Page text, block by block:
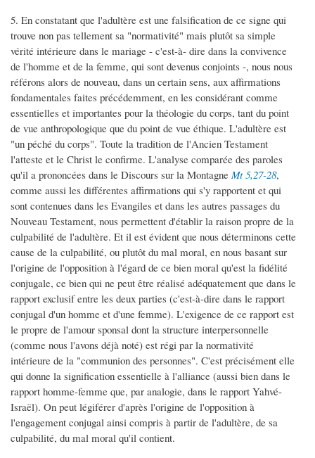
5. En constatant que l'adultère est une falsification de ce signe qui
trouve non pas tellement sa "normativité" mais plutôt sa simple
vérité intérieure dans le mariage - c'est-à- dire dans la convivence
de l'homme et de la femme, qui sont devenus conjoints -, nous nous
référons alors de nouveau, dans un certain sens, aux affirmations
fondamentales faites précédemment, en les considérant comme
essentielles et importantes pour la théologie du corps, tant du point
de vue anthropologique que du point de vue éthique. L'adultère est
"un péché du corps". Toute la tradition de l'Ancien Testament
l'atteste et le Christ le confirme. L'analyse comparée des paroles
qu'il a prononcées dans le Discours sur la Montagne Mt 5,27-28,
comme aussi les différentes affirmations qui s'y rapportent et qui
sont contenues dans les Evangiles et dans les autres passages du
Nouveau Testament, nous permettent d'établir la raison propre de la
culpabilité de l'adultère. Et il est évident que nous déterminons cette
cause de la culpabilité, ou plutôt du mal moral, en nous basant sur
l'origine de l'opposition à l'égard de ce bien moral qu'est la fidélité
conjugale, ce bien qui ne peut être réalisé adéquatement que dans le
rapport exclusif entre les deux parties (c'est-à-dire dans le rapport
conjugal d'un homme et d'une femme). L'exigence de ce rapport est
le propre de l'amour sponsal dont la structure interpersonnelle
(comme nous l'avons déjà noté) est régi par la normativité
intérieure de la "communion des personnes". C'est précisément elle
qui donne la signification essentielle à l'alliance (aussi bien dans le
rapport homme-femme que, par analogie, dans le rapport Yahvé-
Israël). On peut légiférer d'après l'origine de l'opposition à
l'engagement conjugal ainsi compris à partir de l'adultère, de sa
culpabilité, du mal moral qu'il contient.